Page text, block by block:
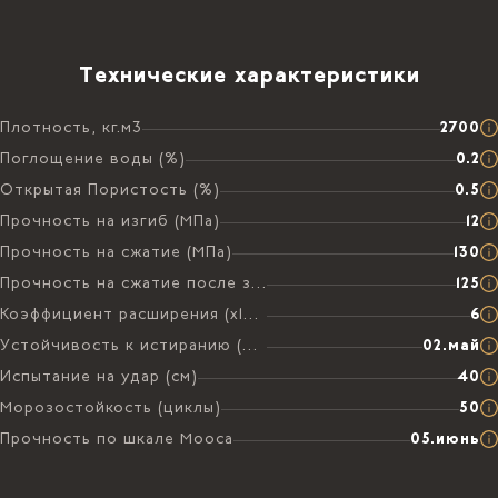
Технические характеристики
Плотность, кг.м3
2700
Поглощение воды (%)
0.2
Открытая Пористость (%)
0.5
Прочность на изгиб (МПа)
12
Прочность на сжатие (МПа)
130
Прочность на сжатие после замораживания (МПа)
125
Коэффициент расширения (х106 на °C)
6
Устойчивость к истиранию (мм)
02.май
Испытание на удар (см)
40
Морозостойкость (циклы)
50
Прочность по шкале Мооса
05.июнь